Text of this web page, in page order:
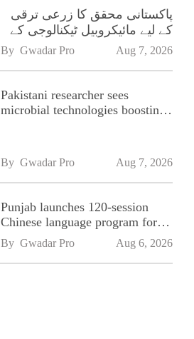
پاکستانی محقق کا زرعی ترقی
کے لیے مائیکروبیل ٹیکنالوجی کے
فروغ پر زور
By Gwadar Pro Aug 7, 2026
Pakistani researcher sees
microbial technologies boosting
By Gwadar Pro Aug 7, 2026
Punjab launches 120-session
Chinese language program for
SPU
By Gwadar Pro Aug 6, 2026